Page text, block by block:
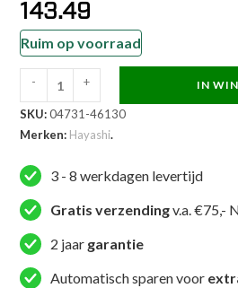
143.49
Ruim op voorraad
Hayashi
Karatepak
-
Premium
Kumite
Competition
Wit
aantal
- + IN
SKU:04731-46130
Merken: Hayashi.
3 - 8 werkdagen levertijd
Gratis verzendingv.a. €75,-
2 jaar garantie
Automatisch sparen voor